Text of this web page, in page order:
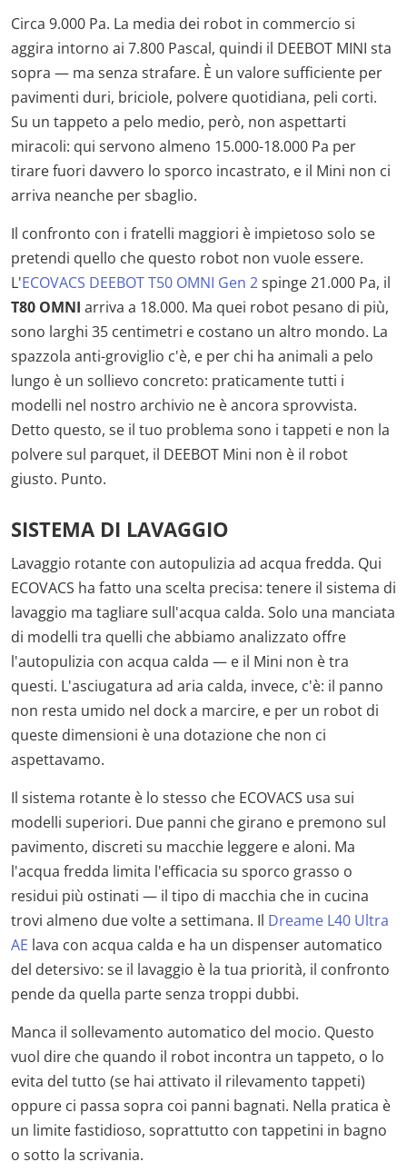
Circa 9.000 Pa. La media dei robot in commercio si
aggira intorno ai 7.800 Pascal, quindi il DEEBOT MINI sta
sopra — ma senza strafare. È un valore sufficiente per
pavimenti duri, briciole, polvere quotidiana, peli corti.
Su un tappeto a pelo medio, però, non aspettarti
miracoli: qui servono almeno 15.000-18.000 Pa per
tirare fuori davvero lo sporco incastrato, e il Mini non ci
arriva neanche per sbaglio.
Il confronto con i fratelli maggiori è impietoso solo se
pretendi quello che questo robot non vuole essere.
L'ECOVACS DEEBOT T50 OMNI Gen 2spinge 21.000 Pa, il
T80 OMNI arriva a 18.000. Ma quei robot pesano di più,
sono larghi 35 centimetri e costano un altro mondo. La
spazzola anti-groviglio c'è, e per chi ha animali a pelo
lungo è un sollievo concreto: praticamente tutti i
modelli nel nostro archivio ne è ancora sprovvista.
Detto questo, se il tuo problema sono i tappeti e non la
polvere sul parquet, il DEEBOT Mini non è il robot
giusto. Punto.
SISTEMA DI LAVAGGIO
Lavaggio rotante con autopulizia ad acqua fredda. Qui
ECOVACS ha fatto una scelta precisa: tenere il sistema di
lavaggio ma tagliare sull'acqua calda. Solo una manciata
di modelli tra quelli che abbiamo analizzato offre
l'autopulizia con acqua calda — e il Mini non è tra
questi. L'asciugatura ad aria calda, invece, c'è: il panno
non resta umido nel dock a marcire, e per un robot di
queste dimensioni è una dotazione che non ci
aspettavamo.
Il sistema rotante è lo stesso che ECOVACS usa sui
modelli superiori. Due panni che girano e premono sul
pavimento, discreti su macchie leggere e aloni. Ma
l'acqua fredda limita l'efficacia su sporco grasso o
residui più ostinati — il tipo di macchia che in cucina
trovi almeno due volte a settimana. Il Dreame L40 Ultra
AE lava con acqua calda e ha un dispenser automatico
del detersivo: se il lavaggio è la tua priorità, il confronto
pende da quella parte senza troppi dubbi.
Manca il sollevamento automatico del mocio. Questo
vuol dire che quando il robot incontra un tappeto, o lo
evita del tutto (se hai attivato il rilevamento tappeti)
oppure ci passa sopra coi panni bagnati. Nella pratica è
un limite fastidioso, soprattutto con tappetini in bagno
o sotto la scrivania.